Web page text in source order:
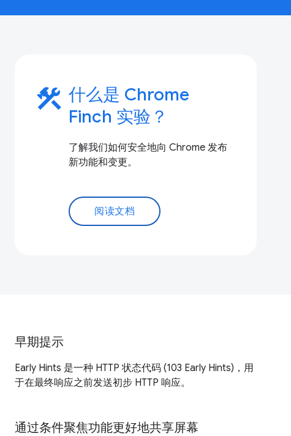
construction 什么是 Chrome
Finch 实验？
了解我们如何安全地向 Chrome 发布
新功能和变更。
阅读文档
早期提示
Early Hints 是一种 HTTP 状态代码 (103 Early Hints)，用
于在最终响应之前发送初步 HTTP 响应。
通过条件聚焦功能更好地共享屏幕